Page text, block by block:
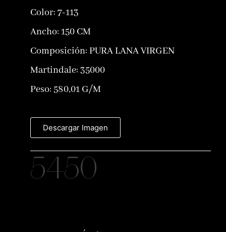
Color: 7-113
Ancho: 150 CM
Composición: PURA LANA VIRGEN
Martindale: 35000
Peso: 580,01 G/M
Descargar Imagen
5450